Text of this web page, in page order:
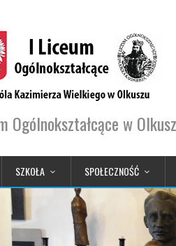
Ogólnokształcące w
SZKOŁA SPOŁECZNOŚĆ